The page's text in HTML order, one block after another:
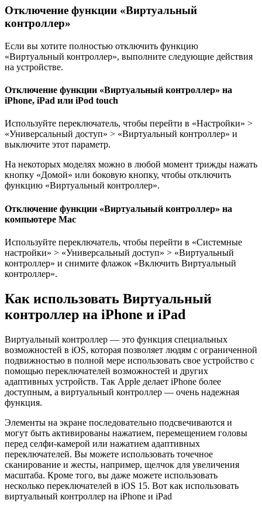
Отключение функции «Виртуальный
контроллер»
Если вы хотите полностью отключить функцию
«Виртуальный контроллер», выполните следующие действия
на устройстве.
Отключение функции «Виртуальный контроллер» на
iPhone, iPad или iPod touch
Используйте переключатель, чтобы перейти в «Настройки» >
«Универсальный доступ» > «Виртуальный контроллер» и
выключите этот параметр.
На некоторых моделях можно в любой момент трижды нажать
кнопку «Домой» или боковую кнопку, чтобы отключить
функцию «Виртуальный контроллер».
Отключение функции «Виртуальный контроллер» на
компьютере Mac
Используйте переключатель, чтобы перейти в «Системные
настройки» > «Универсальный доступ» > «Виртуальный
контроллер» и снимите флажок «Включить Виртуальный
контроллер».
Как использовать Виртуальный
контроллер на iPhone и iPad
Виртуальный контроллер — это функция специальных
возможностей в iOS, которая позволяет людям с ограниченной
подвижностью в полной мере использовать свое устройство с
помощью переключателей возможностей и других
адаптивных устройств. Так Apple делает iPhone более
доступным, а виртуальный контроллер — очень надежная
функция.
Элементы на экране последовательно подсвечиваются и
могут быть активированы нажатием, перемещением головы
перед селфи-камерой или нажатием адаптивных
переключателей. Вы можете использовать точечное
сканирование и жесты, например, щелчок для увеличения
масштаба. Кроме того, вы даже можете использовать
несколько переключателей в iOS 15. Вот как использовать
виртуальный контроллер на iPhone и iPad